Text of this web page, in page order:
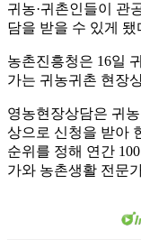
귀농·귀촌인들이 관
담을 받을 수 있게 됐
농촌진흥청은 16일
가는 귀농귀촌 현장
영농현장상담은 귀
상으로 신청을 받아
순위를 정해 연간
가와 농촌생활 전문